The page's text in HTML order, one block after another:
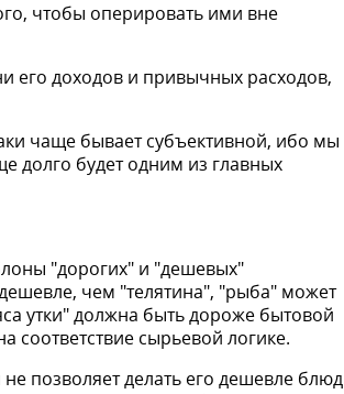
чтобы оперировать ими вне
его доходов и привычных расходов,
чаще бывает субъективной, ибо мы
долго будет одним из главных
"дорогих" и "дешевых"
чем "телятина", "рыба" может
утки" должна быть дороже бытовой
сырьевой логике.
позволяет делать его дешевле блюд